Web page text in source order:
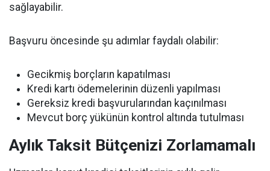
sağlayabilir.
Başvuru öncesinde şu adımlar faydalı olabilir:
Gecikmiş borçların kapatılması
Kredi kartı ödemelerinin düzenli yapılması
Gereksiz kredi başvurularından kaçınılması
Mevcut borç yükünün kontrol altında tutulması
Aylık Taksit Bütçenizi Zorlamamalı